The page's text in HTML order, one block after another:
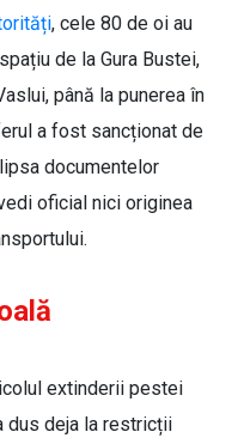
, cele 80 de oi au
de la Gura Bustei,
până la punerea în
a fost sancționat de
documentelor
oficial nici originea
extinderii pestei
dus deja la restricții